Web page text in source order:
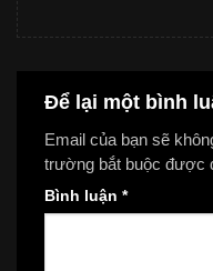
Để lại một bình
Email của bạn sẽ
trường bắt buộc được
Bình luận *